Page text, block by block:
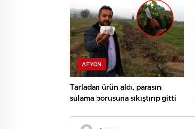
AFYON
Tarladan ürün aldı, parasını
sulama borusuna sıkıştırıp gitti